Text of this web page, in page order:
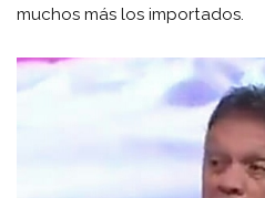
muchos más los importados.